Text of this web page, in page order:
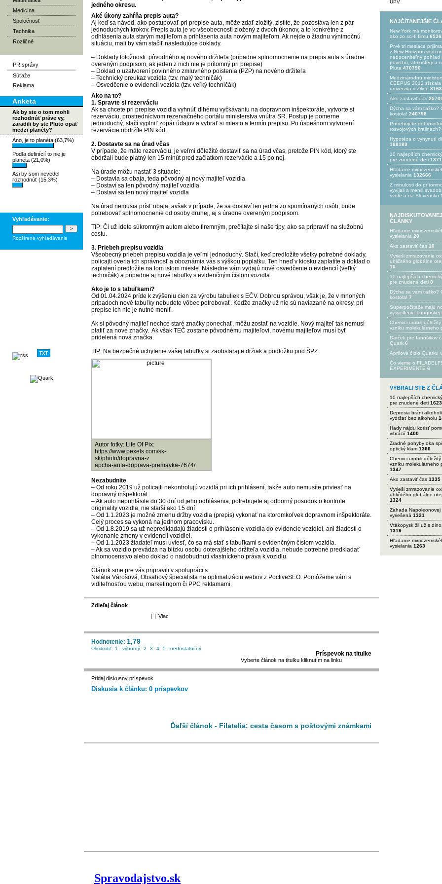
Medicína
Spoločnosť
Technika
Rozličné
PR správy
Súťaže
Reklama
Anketa
Ak by ste o tom mohli
rozhodnúť práve vy,
zaradili by ste Pluto opäť
medzi planéty?
Áno, je to planéta (63,7%)
Podľa definícií to nie je
planéta (21,0%)
Asi by som nevedel
rozhodnúť (15,3%)
Vyhľadávanie:
Rozšírené vyhľadávanie
jedného okresu.
Aké úkony zahŕňa prepis auta?
Aj keď sa návod, ako postupovať pri prepise auta, môže zdať zložitý, zistíte, že pozostáva len z pár
jednoduchých krokov. Prepis auta je vo všeobecnosti zložený z dvoch úkonov, a to konkrétne z
odhlásenia auta starým majiteľom a prihlásenia auta novým majiteľom. Ak nejde o žiadnu výnimočnú
situáciu, mali by vám stačiť nasledujúce doklady.
– Doklady totožnosti: pôvodného aj nového držiteľa (prípadne splnomocnenie na prepis auta s úradne
overeným podpisom, ak jeden z nich nie je prítomný pri prepise)
– Doklad o uzatvorení povinného zmluvného poistenia (PZP) na nového držiteľa
– Technický preukaz vozidla (tzv. malý techničák)
– Osvedčenie o evidencii vozidla (tzv. veľký techničák)
Ako na to?
1. Spravte si rezerváciu
Ak sa chcete pri prepise vozidla vyhnúť dlhému vyčkávaniu na dopravnom inšpektoráte, vytvorte si
rezerváciu, prostredníctvom rezervačného portálu ministerstva vnútra SR. Postup je pomerne
jednoduchý, stačí vyplniť zopár údajov a vybrať si miesto a termín prepisu. Po úspešnom vytvorení
rezervácie obdržíte PIN kód.
2. Dostavte sa na úrad včas
V prípade, že máte rezerváciu, je veľmi dôležité dostaviť sa na úrad včas, pretože PIN kód, ktorý ste
obdržali bude platný len 15 minút pred začiatkom rezervácie a 15 po nej.
Na úrade môžu nastať 3 situácie:
– Dostavia sa obaja, teda pôvodný aj nový majiteľ vozidla
– Dostaví sa len pôvodný majiteľ vozidla
– Dostaví sa len nový majiteľ vozidla
Na úrad nemusia prísť obaja, avšak v prípade, že sa dostaví len jedna zo spomínaných osôb, bude
potrebovať splnomocnenie od osoby druhej, aj s úradne overeným podpisom.
TIP: Či už idete súkromným autom alebo firemným, prečítajte si naše tipy, ako sa pripraviť na služobnú
cestu.
3. Priebeh prepisu vozidla
Všeobecný priebeh prepisu vozidla je veľmi jednoduchý. Stačí, keď predložíte všetky potrebné doklady,
policajti overia ich správnosť a oboznámia vás s výškou poplatku. Ten hneď v kiosku zaplatíte a doklad o
zaplatení predložíte na tom istom mieste. Následne vám vydajú nové osvedčenie o evidencií (veľký
techničák) a prípadne aj nové tabuľky s evidenčným číslom vozidla.
Ako je to s tabuľkami?
Od 01.04.2024 príde k zvýšeniu cien za výrobu tabuliek s EČV. Dobrou správou, však je, že v mnohých
prípadoch nové tabuľky nebudete vôbec potrebovať. Keďže značky už nie sú naviazané na okresy, pri
prepise ich nie je nutné meniť.
Ak si pôvodný majiteľ nechce staré značky ponechať, môžu zostať na vozidle. Nový majiteľ tak nemusí
platiť za nové značky. Ak však TEČ zostane pôvodnému majiteľovi, novému majiteľovi musí byť
pridelená nová značka.
TIP: Na bezpečné uchytenie vašej tabuľky si zaobstarajte držiak a podložku pod ŠPZ.
Autor fotky: Life Of Pix:
https://www.pexels.com/sk-
sk/photo/dopravna-z
apcha-auta-doprava-premavka-7674/
Nezabudnite
– Od roku 2019 už policajti nekontrolujú vozidlá pri ich prihlásení, takže auto nemusíte priviesť na
dopravný inšpektorát.
– Ak auto neprihlásite do 30 dní od jeho odhlásenia, potrebujete aj odborný posudok o kontrole
originality vozidla, nie starší ako 15 dní
– Od 1.1.2023 je možné zmenu držby vozidla (prepis) vykonať na ktoromkoľvek dopravnom inšpektoráte.
Celý proces sa vykoná na jednom pracovisku.
– Od 1.8.2019 sa už nepredkladajú žiadosti o prihlásenie vozidla do evidencie vozidiel, ani žiadosti o
vykonanie zmeny v evidencii vozidiel.
– Od 1.1.2023 žiadateľ musí uviesť, čo sa má stať s tabuľkami s evidenčným číslom vozidla.
– Ak sa vozidlo prevádza na blízku osobu doterajšieho držiteľa vozidla, nebude potrebné predkladať
plnomocenstvo alebo doklad o nadobudnutí vlastníckeho práva k vozidlu.
Článok sme pre vás pripravili v spolupráci s:
Natália Várošová, Obsahový špecialista na optimalizáciu webov z PoctiveSEO: Pomôžeme vám s
viditeľnosťou webu, marketingom či PPC reklamami.
Zdieľaj článok
| | Viac
Hodnotenie: 1,79
Ohodnotiť: 1 - výborný 2 3 4 5 - nedostatočný
Príspevok na titulke
Vyberte článok na titulku kliknutím na linku
Pridaj diskusný príspevok
Diskusia k článku: 0 príspevkov
Ďaľší článok - Filatelia: cesta časom s poštovými známkami
UPV
NAJČÍTANEJŠIE
New York má
ako zo sci-fi filmu
Prvé tri mesiace
z New Horizons
nedoceniteľný pohľad
povrchu, atmosféry a
Pluta 470790
Medzinárodnú
CEEPUS 2012 získala
univerzita v Žiline
Ako zastaviť čas
Dýcha sa vám ťažko?
kostola! 240798
Potrebujet​e
rozvojovýc​h krajinách?
Hypotéza o vyhynutí
188189
10 najlepších
pre znudené deti
Hľadanie
vysielania 132666
Z minulosti do
vyvíjali a menili
svete a na Slovensku
ČLÁNKY
Hľadanie
vysielania 20
Ako zastaviť čas 10
Vyrieši zmrazovanie
uhličitého globálne
10
10 najlepších
pre znudené deti 8
Dýcha sa vám ťažko?
kostola! 7
Superpočítače majú
vysvetlenie Tunguskej
Chemici urobili dôležitý
vzniku molekulárneho
Darček pre fanúšikov
Quark 6
Aprílové číslo Quarku
Čo vieme o
EXPERIMENTE 6
VYBRALI STE Z
10 najlepších
pre znudené deti 1623
Depresia bráni
vydržať bez alkoholu
Hady nájdu korisť
vibrácií 1400
Zradné pohyby oka
optický klam 1366
Chemici urobili dôležitý
vzniku molekulárneho
1347
Ako zastaviť čas 1335
Vyrieši zmrazovanie
uhličitého globálne
1324
Záhada Napoleonovej
vyriešená 1321
Vtákopysk žil už s
1319
Hľadanie
vysielania 1263